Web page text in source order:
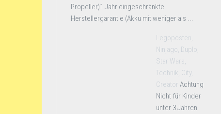
Propeller)1 Jahr eingeschränkte
Herstellergarantie (Akku mit weniger als ...
Legoposten,
Ninjago, Duplo,
Star Wars,
Technik, City,
Creator Achtung
Nicht für Kinder
unter 3 Jahren